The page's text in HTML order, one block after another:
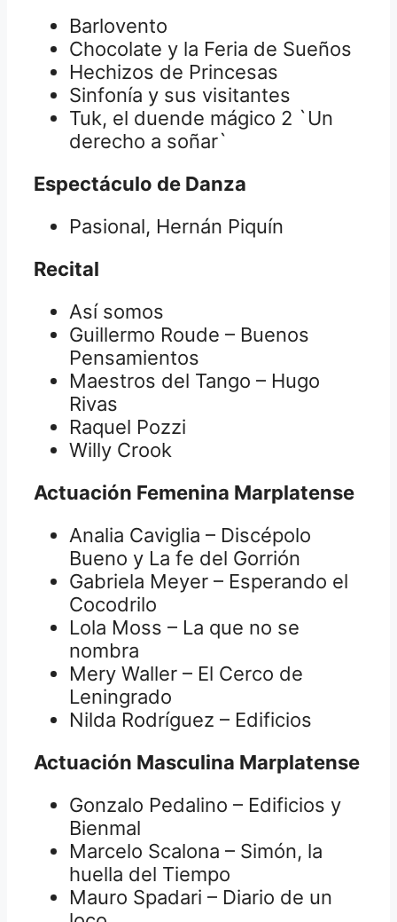
Barlovento
Chocolate y la Feria de Sueños
Hechizos de Princesas
Sinfonía y sus visitantes
Tuk, el duende mágico 2 `Un
derecho a soñar`
Espectáculo de Danza
Pasional, Hernán Piquín
Recital
Así somos
Guillermo Roude – Buenos
Pensamientos
Maestros del Tango – Hugo
Rivas
Raquel Pozzi
Willy Crook
Actuación Femenina Marplatense
Analia Caviglia – Discépolo
Bueno y La fe del Gorrión
Gabriela Meyer – Esperando el
Cocodrilo
Lola Moss – La que no se
nombra
Mery Waller – El Cerco de
Leningrado
Nilda Rodríguez – Edificios
Actuación Masculina Marplatense
Gonzalo Pedalino – Edificios y
Bienmal
Marcelo Scalona – Simón, la
huella del Tiempo
Mauro Spadari – Diario de un